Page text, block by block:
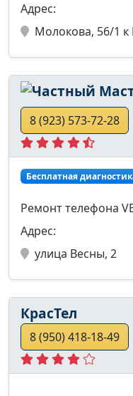
Адрес:
Молокова, 56/1 к
8 (923) 573-72-28
Бесплатная
Ремонт телефона
Адрес:
улица Весны, 2
КрасТел
8 (950) 418-18-49